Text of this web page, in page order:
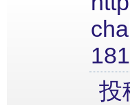
投